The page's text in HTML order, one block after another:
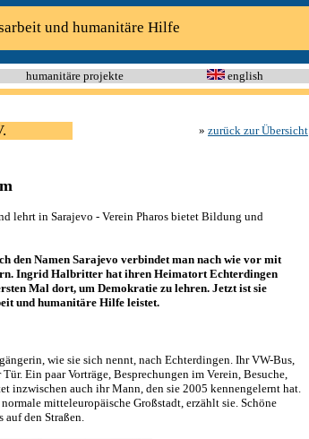
und humanitäre Hilfe
humanitäre projekte english
» zurück zur Übersicht
lehrt in Sarajevo - Verein Pharos bietet Bildung und
den Namen Sarajevo verbindet man nach wie vor mit
Ingrid Halbritter hat ihren Heimatort Echterdingen
Mal dort, um Demokratie zu lehren. Jetzt ist sie
und humanitäre Hilfe leistet.
wie sie sich nennt, nach Echterdingen. Ihr VW-Bus,
Ein paar Vorträge, Besprechungen im Verein, Besuche,
inzwischen auch ihr Mann, den sie 2005 kennengelernt hat.
mitteleuropäische Großstadt, erzählt sie. Schöne
auf den Straßen.